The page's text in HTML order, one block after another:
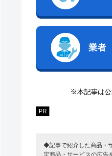
業者
※本記事は公
PR
◆記事で紹介した商品・